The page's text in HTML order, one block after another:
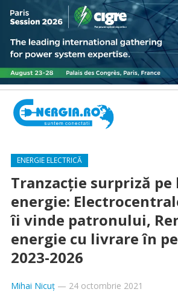
ENERGIE ELECTRICĂ
Tranzacție surpriză pe
energie:
îi vinde patronului,
energie cu livrare în
2023-2026
Mihai Nicuț— 24 octombrie 2021